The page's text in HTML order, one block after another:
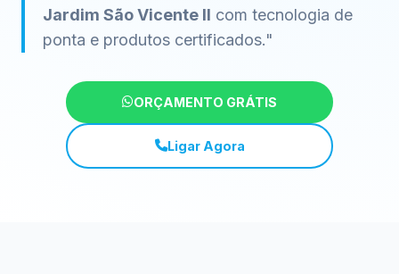
Jardim São Vicente II com tecnologia de
ponta e produtos certificados."
ORÇAMENTO GRÁTIS
Ligar Agora